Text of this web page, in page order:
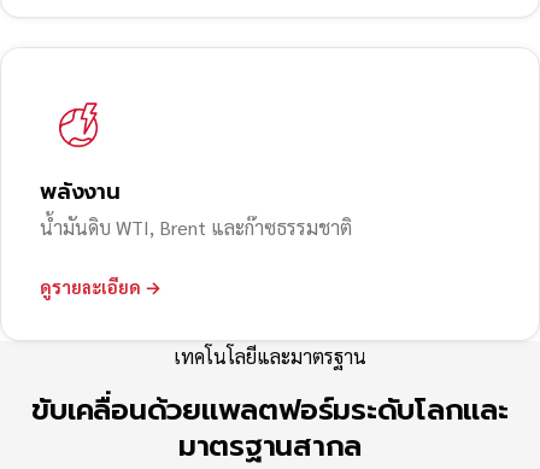
พลังงาน
น้ำมันดิบ WTI, Brent และก๊าซธรรมชาติ
ดูรายละเอียด →
เทคโนโลยีและมาตรฐาน
ขับเคลื่อนด้วยแพลตฟอร์มระดับโลกและ
มาตรฐานสากล